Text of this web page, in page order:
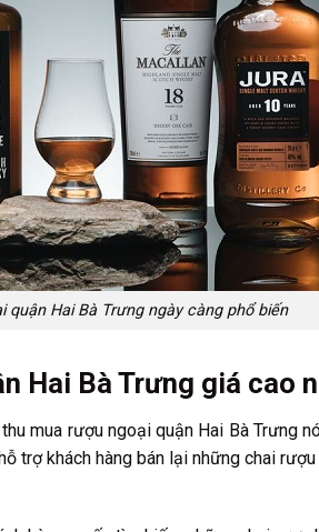
quận Hai Bà Trưng ngày càng phổ biến
Hai Bà Trưng giá cao
mua rượu ngoại quận Hai Bà Trưng
trợ khách hàng bán lại những chai